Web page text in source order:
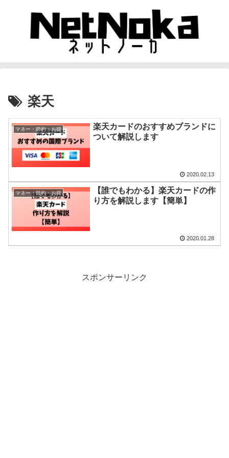
楽天
マネー・節約・お得
楽天カードのおすすめブランドに
ついて解説します
2020.02.13
マネー・節約・お得
【誰でもわかる】楽天カードの作
り方を解説します【簡単】
2020.01.28
スポンサーリンク